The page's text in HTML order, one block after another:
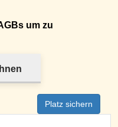
um zu
Platz sichern